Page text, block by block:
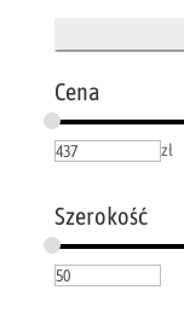
Cena
zł
Szerokość